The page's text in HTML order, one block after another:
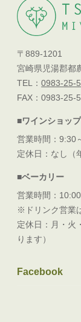
〒889-1201
宮崎県児湯郡都
TEL：0983-25-
FAX：0983-25-
■ワインショップ
営業時間：9:30
定休日：なし（
■ベーカリー
営業時間：
※ドリンク営業
定休日：月・火
ります）
Facebook